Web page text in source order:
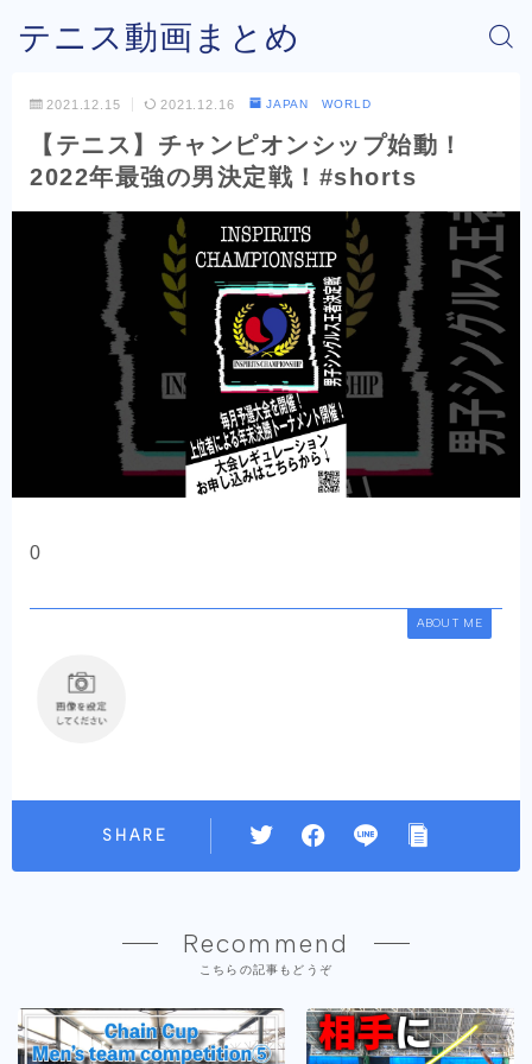
テニス動画まとめ
2021.12.15 2021.12.16 JAPAN WORLD
【テニス】チャンピオンシップ始動！
2022年最強の男決定戦！#shorts
0
ABOUT ME
SHARE
Recommend
こちらの記事もどうぞ